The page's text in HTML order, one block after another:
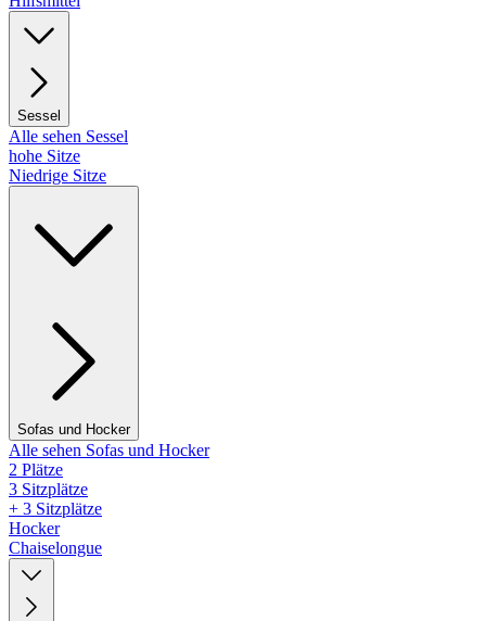
Sessel
Alle sehen Sessel
hohe Sitze
Niedrige Sitze
Sofas und Hocker
Alle sehen Sofas und Hocker
2 Plätze
3 Sitzplätze
+ 3 Sitzplätze
Hocker
Chaiselongue